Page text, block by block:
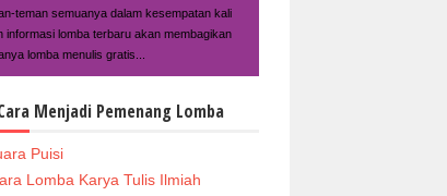
teman semuanya dalam kesempatan kali
informasi lomba terbaru akan membagikan
lomba menulis gratis...
Menjadi Pemenang Lomba
Puisi
Lomba Karya Tulis Ilmiah